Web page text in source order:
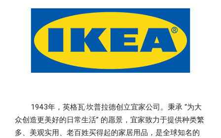
1943年，英格瓦·坎普拉德创立宜家公司。秉承 “为大
众创造更美好的日常生活” 的愿景，宜家致力于提供种类繁
多、美观实用、老百姓买得起的家居用品，是全球知名的